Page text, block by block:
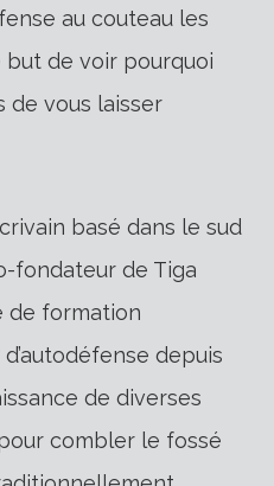
au couteau les
but de voir pourquoi
de vous laisser
basé dans le sud
fondateur de Tiga
de formation
depuis
de diverses
combler le fossé